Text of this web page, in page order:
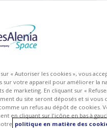
« Autoriser les cookies », vous
sur votre appareil pour améliorer la
de marketing. En cliquant sur «
du site seront déposés et si vous
un refus au dépôt de cookies.
en cliquant sur l'icône en bas à
politique en matière des